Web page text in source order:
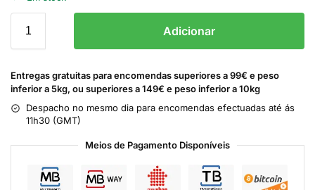
Adicionar
Entregas gratuitas para encomendas superiores a 99€ e peso
inferior a 5kg, ou superiores a 149€ e peso inferior a 10kg
Despacho no mesmo dia para encomendas efectuadas até ás
11h30 (GMT)
Meios de Pagamento Disponíveis